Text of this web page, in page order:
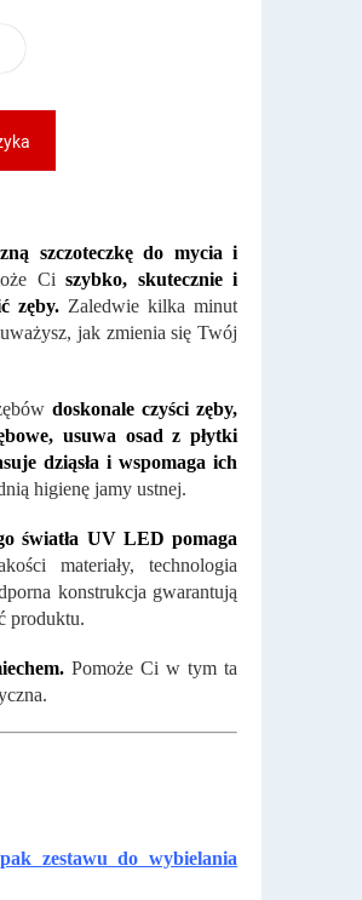
szczoteczkę do mycia i
Ci szybko, skutecznie i
zęby. Zaledwie kilka minut
jak zmienia się Twój
doskonale czyści zęby,
usuwa osad z płytki
dziąsła i wspomaga ich
higienę jamy ustnej.
światła UV LED pomaga
materiały, technologia
konstrukcja gwarantują
produktu.
Pomoże Ci w tym ta
zestawu do wybielania